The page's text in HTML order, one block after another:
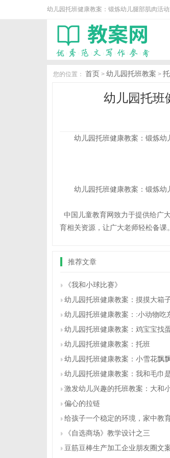
幼儿园托班健康教案：锻炼幼儿腿部肌肉活动
您的位置： 首页 > 幼儿园托班教案 >
幼儿园托班
幼儿园托班健康教案：锻炼幼
幼儿园托班健康教案：锻炼幼
中国儿童教育网致力于提供给广
育相关资源，让广大老师轻松备课。
推荐文章
《我和小球比赛》
幼儿园托班健康教案：摸摸大箱
幼儿园托班健康教案：:小动物吃
幼儿园托班健康教案：鸡宝宝找
幼儿园托班健康教案：托班
幼儿园托班健康教案：小雪花飘
幼儿园托班健康教案：我和毛巾
激发幼儿兴趣的托班教案：大和
偏心的拉链
给孩子一个稳定的环境，家中教
《自选商场》教学设计之三
豆筋豆棒生产加工企业朋友圈文